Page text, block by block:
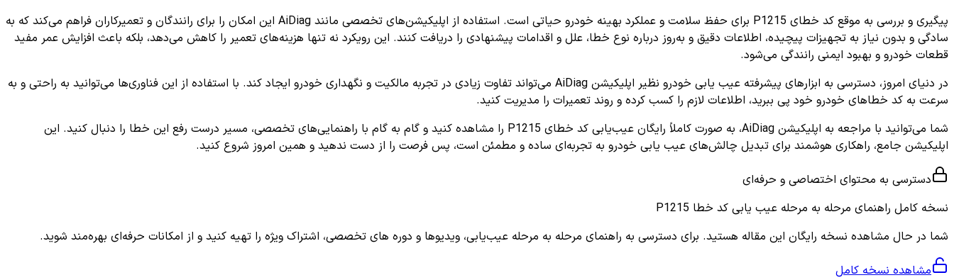
پیگیری و بررسی به موقع کد خطای P1215 برای حفظ سلامت و عملکرد بهینه خودرو حیاتی است. استفاده از اپلیکیشن‌های تخصصی مانند AiDiag این امکان را برای رانندگان و تعمیرکاران فراهم می‌کند که به
سادگی و بدون نیاز به تجهیزات پیچیده، اطلاعات دقیق و به‌روز درباره نوع خطا، علل و اقدامات پیشنهادی را دریافت کنند. این رویکرد نه تنها هزینه‌های تعمیر را کاهش می‌دهد، بلکه باعث افزایش عمر مفید
قطعات خودرو و بهبود ایمنی رانندگی می‌شود.
در دنیای امروز، دسترسی به ابزارهای پیشرفته عیب یابی خودرو نظیر اپلیکیشن AiDiag می‌تواند تفاوت زیادی در تجربه مالکیت و نگهداری خودرو ایجاد کند. با استفاده از این فناوری‌ها می‌توانید به راحتی و به
سرعت به کد خطاهای خودرو خود پی ببرید، اطلاعات لازم را کسب کرده و روند تعمیرات را مدیریت کنید.
شما می‌توانید با مراجعه به اپلیکیشن AiDiag، به صورت کاملاً رایگان عیب‌یابی کد خطای P1215 را مشاهده کنید و گام به گام با راهنمایی‌های تخصصی، مسیر درست رفع این خطا را دنبال کنید. این
اپلیکیشن جامع، راهکاری هوشمند برای تبدیل چالش‌های عیب یابی خودرو به تجربه‌ای ساده و مطمئن است، پس فرصت را از دست ندهید و همین امروز شروع کنید.
دسترسی به محتوای اختصاصی و حرفه‌ای
نسخه کامل راهنمای مرحله به مرحله عیب یابی کد خطا P1215
شما در حال مشاهده نسخه رایگان این مقاله هستید. برای دسترسی به راهنمای مرحله به مرحله عیب‌یابی، ویدیوها و دوره های تخصصی، اشتراک ویژه را تهیه کنید و از امکانات حرفه‌ای بهره‌مند شوید.
مشاهده نسخه کامل